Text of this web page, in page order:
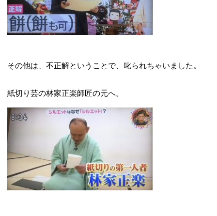
その他は、不正解ということで、叱られちゃいました。
紙切り芸の林家正楽師匠の元へ。